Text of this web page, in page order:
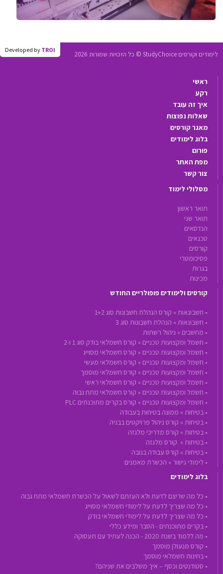
Developed by TROI
לימודים וקורסים StudyChoice © כל הזכויות שמורות 2026
ראשי
רקע
איך זה עובד
שאלות נפוצות
מאגר קורסים
בלוג לימודים
פורום
מפת האתר
צור קשר
מסלולי לימוד
תואר ראשון
תואר שני
הנדסאים
טכנאים
קורסים
פסיכומטרי
בגרות
מכינות
קורסים ולימודים פופולריים החודש
• חשבונאות » קורס הנהלת חשבונות סוג 1+2
• חשבונאות » הנהלת חשבונות סוג 3
• מחשבים » ניהול רשתות
• חשמל ומקצועות טכניים » קורס חשמלאי בודק סוג 1 ו-2
• חשמל ומקצועות טכניים » קורס חשמלאי מסוייג
• חשמל ומקצועות טכניים » קורס חשמלאי מעשי
• חשמל ומקצועות טכניים » קורס חשמלאי מוסמך
• חשמל ומקצועות טכניים » קורס חשמלאי ראשי
• חשמל ומקצועות טכניים » קורס חשמלאי מתח גבוה
• חשמל ומקצועות טכניים » קורס בקרים מתוכנתים PLC
• בטיחות » ממונה בטיחות בעבודה
• בטיחות » קורס ניהול פרויקטים בבניה
• בטיחות » קורס מדריכי מלגזה
• בטיחות » קורס מלגזה
• בטיחות » קורס עבודה בגובה
• לימודי גישור » הכשרת מאמנים
בלוג לימודים
• כל מה שריצם לדעת ולא העזתם לשאול על הכשרת חשמלאי מתח גבוה
• כל מה שצריך לדעת על לימודי חשמלאי מסוייג
• כל מה שצריך לדעת על לימודי חשמלאי בודק
• בקרים מתוכנתים - הסבר ומידע כללי
• מה ללמוד בשנת 2020 - הכנה לעתיד עם תעסוקה
• קורס מנעולן מוסמך
• בחינות חשמלאי מוסמך
• סטודנטים וכסף – איך משלבים את שניהם?